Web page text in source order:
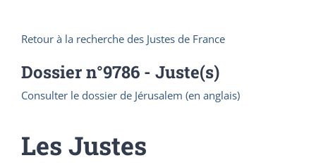
Retour à la recherche des Justes de France
Dossier n°9786 - Juste(s)
Consulter le dossier de Jérusalem (en anglais)
Les Justes